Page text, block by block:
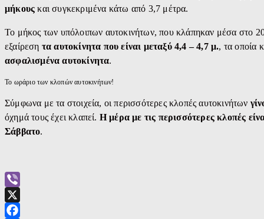
μήκους και συγκεκριμένα κάτω από 3,7 μέτρα.
Το μήκος των υπόλοιπων αυτοκινήτων, που κλάπηκαν μέσα στο
εξαίρεση τα αυτοκίνητα που είναι μεταξύ 4,4 – 4,7 μ., τα οποία
ασφαλισμένα αυτοκίνητα.
Το ωράριο των κλοπών αυτοκινήτων!
Σύμφωνα με τα στοιχεία, οι περισσότερες κλοπές αυτοκινήτων
όχημά τους έχει κλαπεί. Η μέρα με τις περισσότερες κλοπές
Σάββατο.
Viber
X